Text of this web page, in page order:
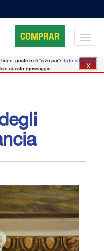
COMPRAR
nostri e di terze parti. Info sui cookie
questo messaggio.
X